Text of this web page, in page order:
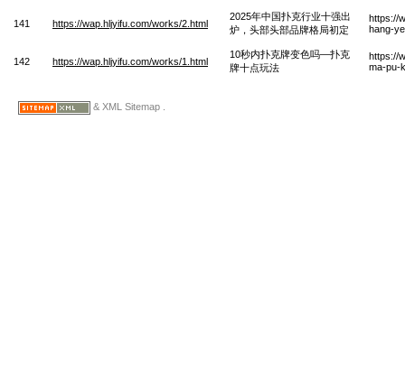
141 https://wap.hljyifu.com/works/2.html
2025年中国扑克行业十强出
炉，头部头部品牌格局初定
https://
hang-
142 https://wap.hljyifu.com/works/1.html
10秒内扑克牌变色吗—扑克
牌十点玩法
https://
ma-pu-
& XML Sitemap .